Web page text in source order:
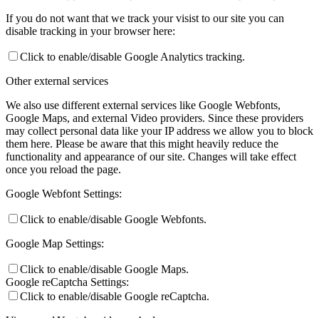
If you do not want that we track your visist to our site you can
disable tracking in your browser here:
Click to enable/disable Google Analytics tracking.
Other external services
We also use different external services like Google Webfonts,
Google Maps, and external Video providers. Since these providers
may collect personal data like your IP address we allow you to block
them here. Please be aware that this might heavily reduce the
functionality and appearance of our site. Changes will take effect
once you reload the page.
Google Webfont Settings:
Click to enable/disable Google Webfonts.
Google Map Settings:
Click to enable/disable Google Maps.
Google reCaptcha Settings:
Click to enable/disable Google reCaptcha.